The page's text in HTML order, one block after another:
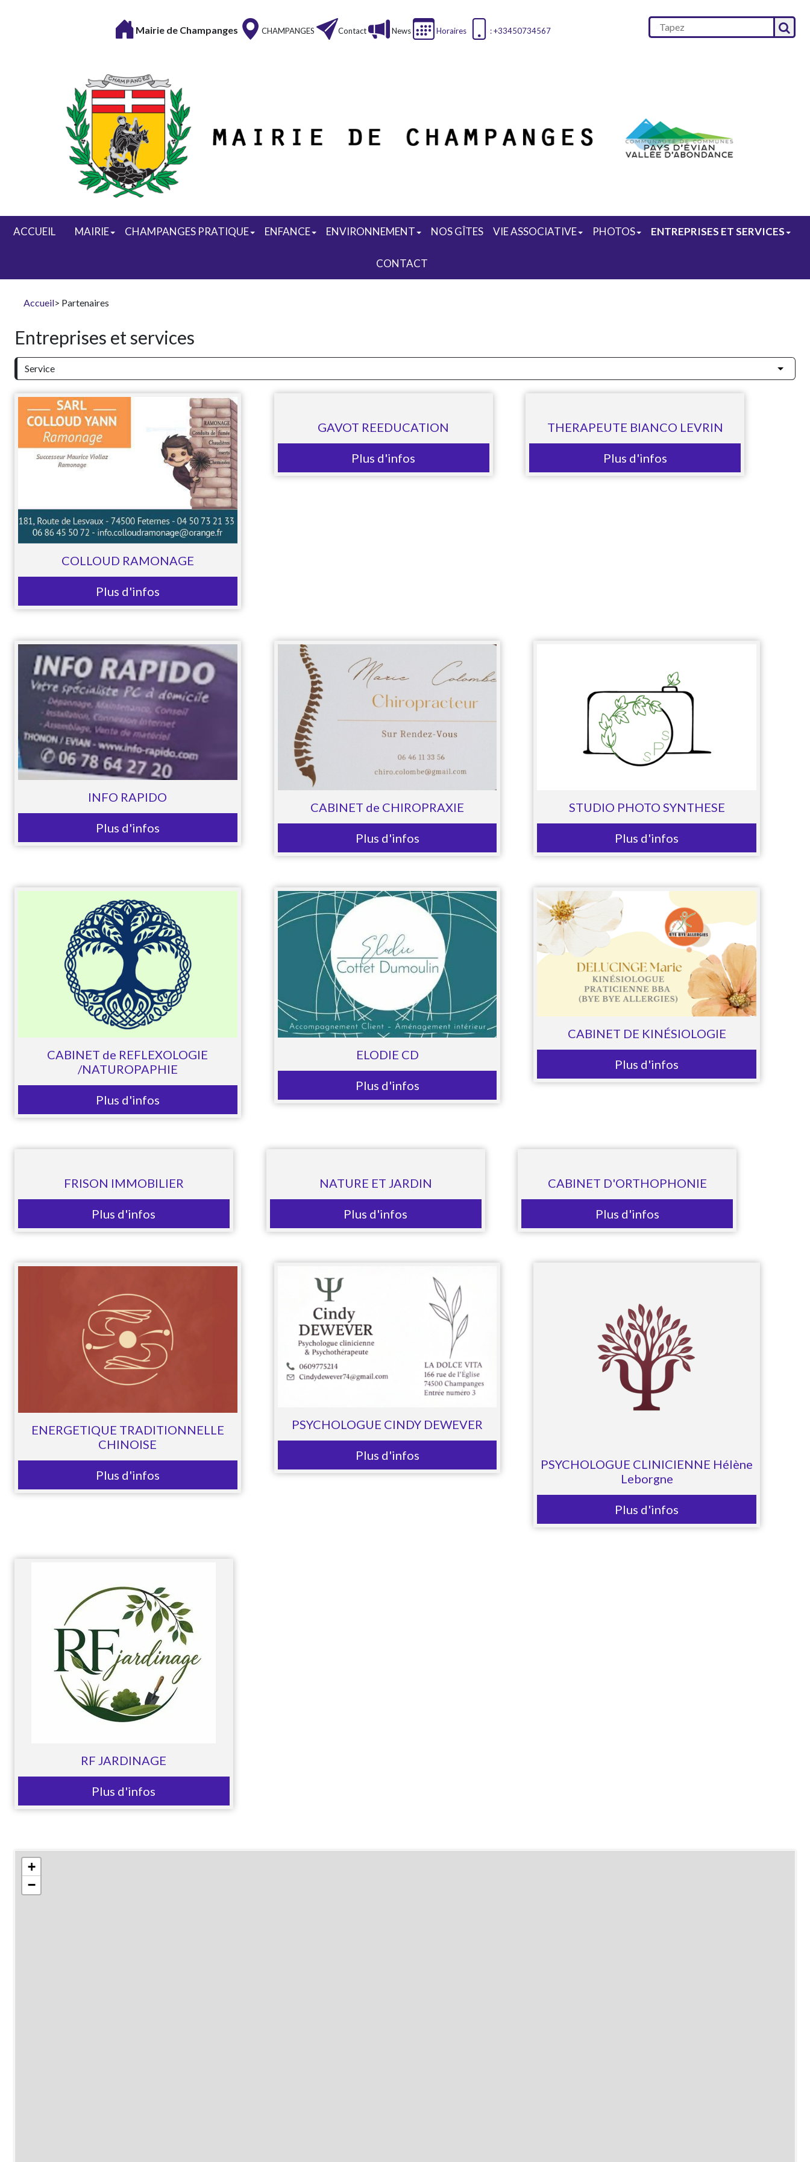
Mairie de Champanges CHAMPANGES Contact News Horaires : +33450734567
ACCUEIL MAIRIE CHAMPANGES PRATIQUE ENFANCE ENVIRONNEMENT NOS GÎTES VIE ASSOCIATIVE PHOTOS ENTREPRISES ET SERVICES
CONTACT
Accueil> Partenaires
Entreprises et services
COLLOUD RAMONAGE
Plus d'infos
GAVOT REEDUCATION
Plus d'infos
THERAPEUTE BIANCO LEVRIN
Plus d'infos
INFO RAPIDO
Plus d'infos
CABINET de CHIROPRAXIE
Plus d'infos
STUDIO PHOTO SYNTHESE
Plus d'infos
CABINET de REFLEXOLOGIE
/NATUROPAPHIE
Plus d'infos
ELODIE CD
Plus d'infos
CABINET DE KINÉSIOLOGIE
Plus d'infos
FRISON IMMOBILIER
Plus d'infos
NATURE ET JARDIN
Plus d'infos
CABINET D'ORTHOPHONIE
Plus d'infos
ENERGETIQUE TRADITIONNELLE
CHINOISE
Plus d'infos
PSYCHOLOGUE CINDY DEWEVER
Plus d'infos
PSYCHOLOGUE CLINICIENNE Hélène
Leborgne
Plus d'infos
RF JARDINAGE
Plus d'infos
+
−